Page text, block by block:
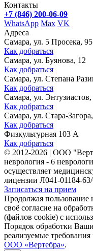
Контакты
+7 (846) 200-06-09
WhatsApp Max VK
Адреса
Самара, ул. 5 Просека,
Как добраться
Самара, ул. Буянова, 12
Как добраться
Самара, ул. Степана
Как добраться
Самара, ул. Энтузиастов,
Как добраться
Самара, ул. Стара-
Как добраться
Физкультурная 103 А
Как добраться
© 2012-2026 | ООО
неврология - 6
осуществляет
лицензии Л041-01184-
Записаться на прием
Продолжая
своё согласие на
(файлов cookie) с
Порядок обработки
реализуемые
ООО «Вертебра».